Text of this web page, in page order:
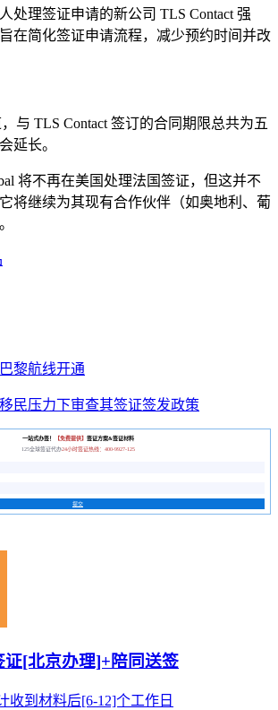
理签证申请的新公司 TLS Contact 强
在简化签证申请流程，减少预约时间并改
TLS Contact 签订的合同期限总共为五
延长。
将不再在美国处理法国签证，但这并不
将继续为其现有合作伙伴（如奥地利、葡
黎航线开通
民压力下审查其签证签发政策
一站式办签！ 【免费提供】 签证方案&签证材料
125全球签证代办24小时签证热线：400-9927-125
提交
证[北京办理]+陪同送签
收到材料后[6-12]个工作日